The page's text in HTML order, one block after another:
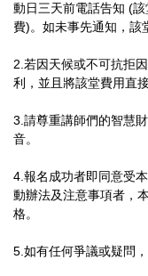
動日三天前電話告知 (
費)。如未事先通知，該
2.若因天候或不可抗拒
利，並且將該堂費用直
3.請尊重講師們的智慧
音。
4.報名成功者即同意受
動辦法及注意事項者，
格。
5.如有任何爭議或疑問